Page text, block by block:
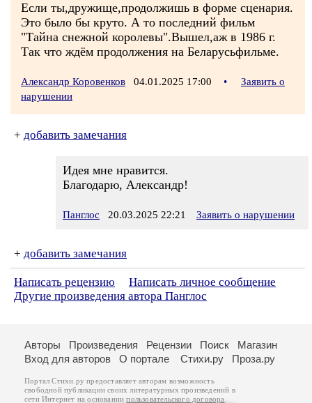
Если ты,дружище,продолжишь в форме сценария.
Это было бы круто. А то последний фильм
"Тайна снежной королевы".Вышел,аж в 1986 г.
Так что ждём продолжения на Беларусьфильме.
Александр Коровенков 04.01.2025 17:00 •
Заявить о
нарушении
+ добавить замечания
Идея мне нравится.
Благодарю, Александр!
Панглос 20.03.2025 22:21 Заявить о нарушении
+ добавить замечания
Написать рецензию
Написать личное сообщение
Другие произведения автора Панглос
Авторы Произведения Рецензии Поиск
Магазин
Вход для авторов
О портале Стихи.ру Проза.ру
Портал Стихи.ру предоставляет авторам возможность
свободной публикации своих литературных произведений в
сети Интернет на основаниипользовательского договора